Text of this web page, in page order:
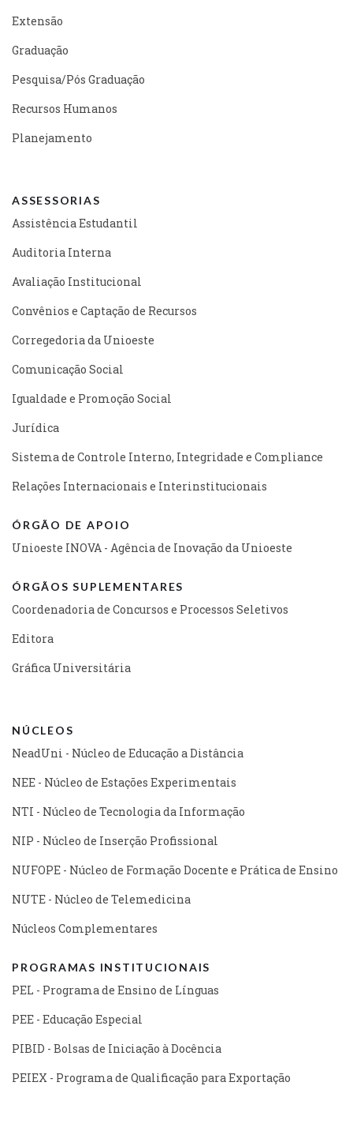
Extensão
Graduação
Pesquisa/Pós Graduação
Recursos Humanos
Planejamento
ASSESSORIAS
Assistência Estudantil
Auditoria Interna
Avaliação Institucional
Convênios e Captação de Recursos
Corregedoria da Unioeste
Comunicação Social
Igualdade e Promoção Social
Jurídica
Sistema de Controle Interno, Integridade e Compliance
Relações Internacionais e Interinstitucionais
ÓRGÃO DE APOIO
Unioeste INOVA - Agência de Inovação da Unioeste
ÓRGÃOS SUPLEMENTARES
Coordenadoria de Concursos e Processos Seletivos
Editora
Gráfica Universitária
NÚCLEOS
NeadUni - Núcleo de Educação a Distância
NEE - Núcleo de Estações Experimentais
NTI - Núcleo de Tecnologia da Informação
NIP - Núcleo de Inserção Profissional
NUFOPE - Núcleo de Formação Docente e Prática de Ensino
NUTE - Núcleo de Telemedicina
Núcleos Complementares
PROGRAMAS INSTITUCIONAIS
PEL - Programa de Ensino de Línguas
PEE - Educação Especial
PIBID - Bolsas de Iniciação à Docência
PEIEX - Programa de Qualificação para Exportação